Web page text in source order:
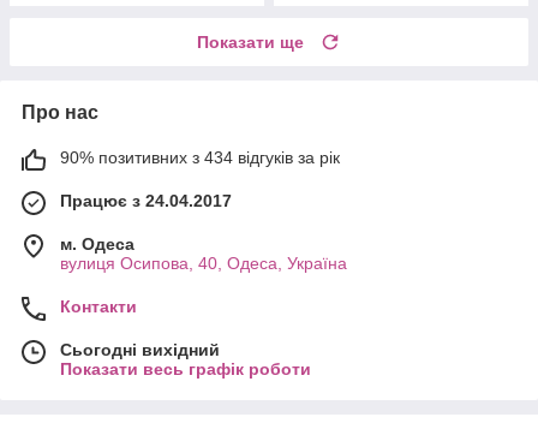
Показати ще
Про нас
90% позитивних з 434 відгуків за рік
Працює з 24.04.2017
м. Одеса
вулиця Осипова, 40, Одеса, Україна
Контакти
Сьогодні вихідний
Показати весь графік роботи